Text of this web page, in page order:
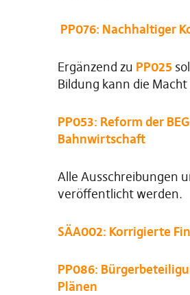
PP076: Nachhaltiger
Ergänzend zu PP025
Bildung kann die
PP053: Reform der
Bahnwirtschaft
Alle Ausschreibungen
veröffentlicht werden.
SÄA002: Korrigierte
PP086:
Plänen